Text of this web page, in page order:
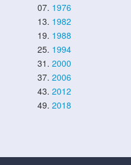
07. 1976
13. 1982
19. 1988
25. 1994
31. 2000
37. 2006
43. 2012
49. 2018